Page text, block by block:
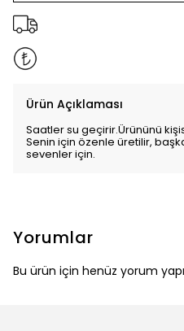
Ürün Açıklaması
Saatler su geçirir.Ürününü
Senin için özenle üretilir,
sevenler için.
Yorumlar
Bu ürün için henüz yorum